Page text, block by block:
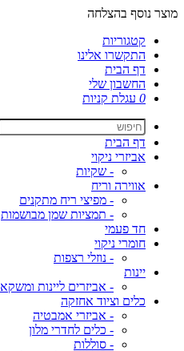
מוצר נוסף בהצלחה
קטגוריות
התקשרו אלינו
דף הבית
החשבון שלי
0 עגלת קניות
דף הבית
אביזרי ניקוי
- שקיות
אווירה וריח
- מפיצי ריח מתקנים
- תמציות שמן מבושמות
חד פעמי
חומרי ניקוי
- נוזלי רצפות
יינות
- אביזרים ליינות
כלים וציוד אחזקה
- אביזרי אמבטיה
- כלים לחדרי מלון
- סוללות